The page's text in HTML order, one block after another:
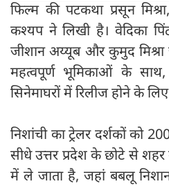
फिल्म की पटकथा प्रसून
कश्यप ने लिखी है। वेदिका
जीशान अय्यूब और कुमुद
महत्वपूर्ण भूमिकाओं के
सिनेमाघरों में रिलीज होने के
निशांची का ट्रेलर दर्शकों
सीधे उत्तर प्रदेश के छोटे से
में ले जाता है, जहां बबलू